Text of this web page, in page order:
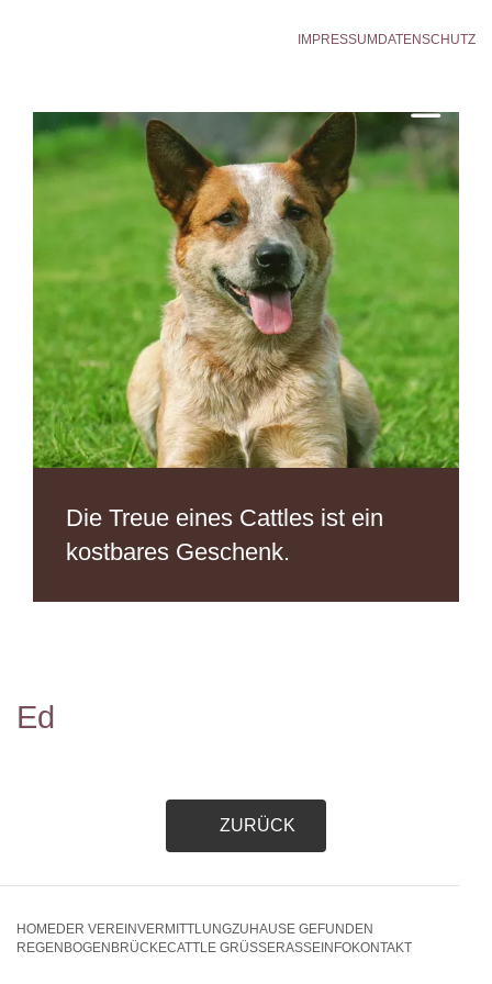
IMPRESSUM DATENSCHUTZ
Die Treue eines Cattles ist ein
kostbares Geschenk.
Ed
ZURÜCK
HOMEDER VEREINVERMITTLUNGZUHAUSE GEFUNDEN
REGENBOGENBRÜCKECATTLE GRÜSSE RASSEINFOKONTAKT